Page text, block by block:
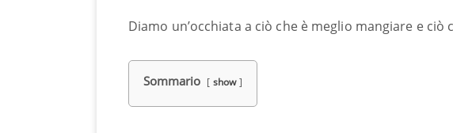
Diamo un’occhiata a ciò che è meglio mangiare e ciò
Sommario show